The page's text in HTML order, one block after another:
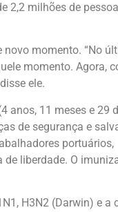
2,2 milhões de
novo momento. “No
momento. Agora,
ele.
anos, 11 meses e 29
de segurança e
portuários,
liberdade. O
H3N2 (Darwin) e a